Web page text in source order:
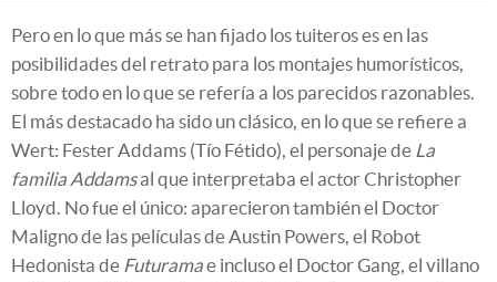
Pero en lo que más se han fijado los tuiteros es en las
posibilidades del retrato para los montajes humorísticos,
sobre todo en lo que se refería a los parecidos razonables.
El más destacado ha sido un clásico, en lo que se refiere a
Wert: Fester Addams (Tío Fétido), el personaje de La
familia Addamsal que interpretaba el actor Christopher
Lloyd. No fue el único: aparecieron también el Doctor
Maligno de las películas de Austin Powers, el Robot
Hedonista de Futuramae incluso el Doctor Gang, el villano